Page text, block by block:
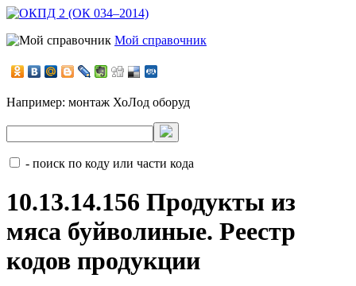
Мой справочник
Например: монтаж ХоЛод оборуд
- поиск по коду или части кода
10.13.14.156 Продукты из
мяса буйволиные. Реестр
кодов продукции